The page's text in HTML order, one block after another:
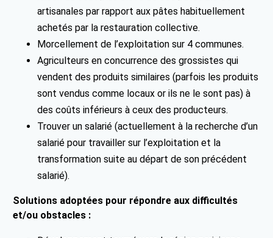
artisanales par rapport aux pâtes habituellement
achetés par la restauration collective.
Morcellement de l’exploitation sur 4 communes.
Agriculteurs en concurrence des grossistes qui
vendent des produits similaires (parfois les produits
sont vendus comme locaux or ils ne le sont pas) à
des coûts inférieurs à ceux des producteurs.
Trouver un salarié (actuellement à la recherche d’un
salarié pour travailler sur l’exploitation et la
transformation suite au départ de son précédent
salarié).
Solutions adoptées pour répondre aux difficultés
et/ou obstacles :